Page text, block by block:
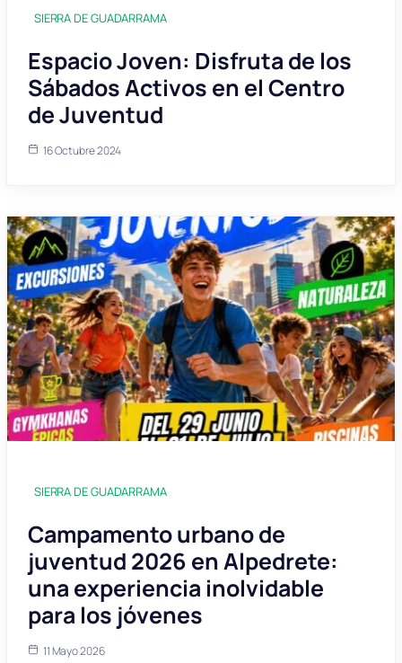
SIERRA DE GUADARRAMA
Espacio Joven: Disfruta de los
Sábados Activos en el Centro
de Juventud
16 Octubre 2024
SIERRA DE GUADARRAMA
Campamento urbano de
juventud 2026 en Alpedrete:
una experiencia inolvidable
para los jóvenes
11 Mayo 2026